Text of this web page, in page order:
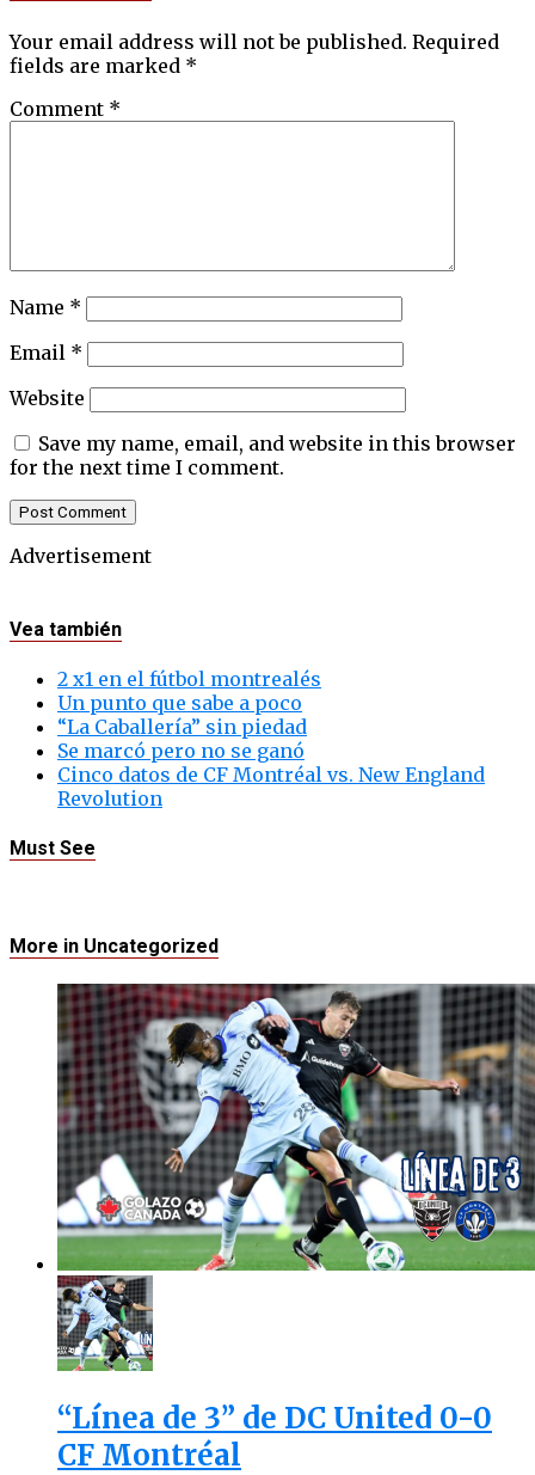
Your email address will not be published. Required
fields are marked *
Comment *
Name *
Email *
Website
Save my name, email, and website in this browser
for the next time I comment.
Advertisement
Vea también
2 x1 en el fútbol montrealés
Un punto que sabe a poco
“La Caballería” sin piedad
Se marcó pero no se ganó
Cinco datos de CF Montréal vs. New England
Revolution
Must See
More in Uncategorized
“Línea de 3” de DC United 0-0
CF Montréal